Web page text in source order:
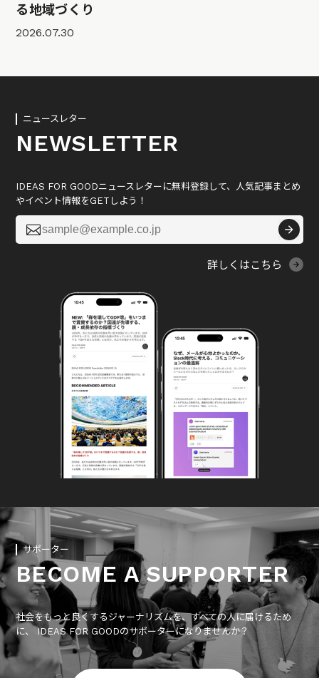
る地域づくり
2026.07.30
ニュースレター
NEWSLETTER
IDEAS FOR GOODニュースレターに無料登録して、人気記事まとめ
やイベント情報をGETしよう！

詳しくはこちら
サポーター
BECOME A SUPPORTER
社会をもっと良くするジャーナリズムを、すべての人に届けるため
に、 IDEAS FOR GOODのサポーターになりませんか？